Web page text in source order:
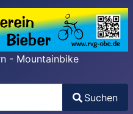
- Mountainbike
Suchen